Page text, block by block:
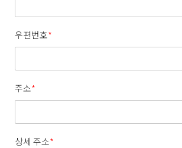
우편번호*
주소*
상세 주소*